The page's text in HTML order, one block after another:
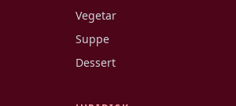
Vegetar
Suppe
Dessert